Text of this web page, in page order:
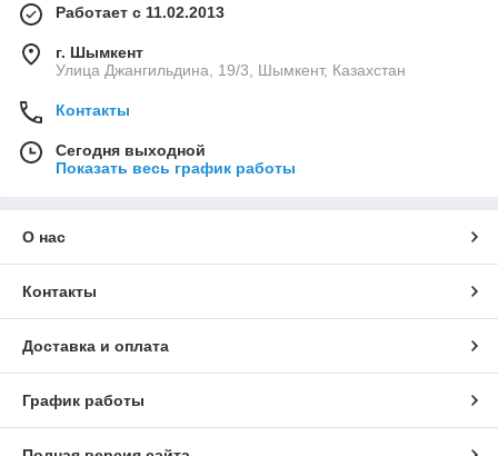
Работает с 11.02.2013
г. Шымкент
Улица Джангильдина, 19/3, Шымкент, Казахстан
Контакты
Сегодня выходной
Показать весь график работы
О нас
Контакты
Доставка и оплата
График работы